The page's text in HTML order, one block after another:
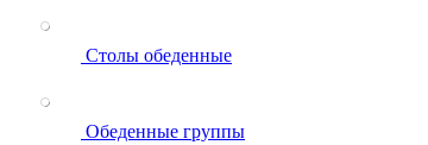
Столы обеденные
Обеденные группы